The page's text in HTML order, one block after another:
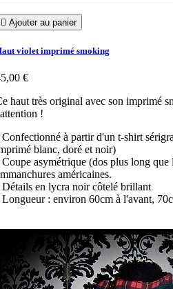
 Ajouter au panier
violet imprimé smoking
€
haut très original avec son imprimé
!
Confectionné à partir d'un t-shirt
blanc, doré et noir)
Coupe asymétrique (dos plus long
américaines.
Détails en lycra noir côtelé brillant
Longueur : environ 60cm à l'avant,